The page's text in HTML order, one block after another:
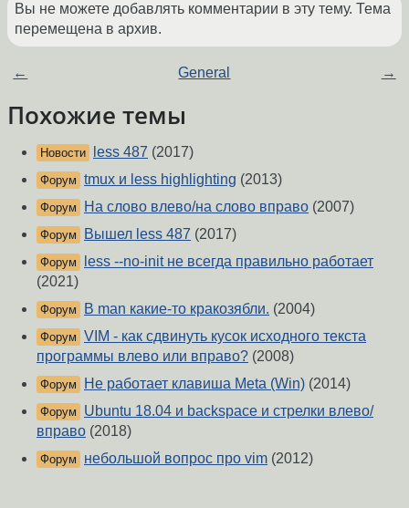
Вы не можете добавлять комментарии в эту тему. Тема
перемещена в архив.
← General →
Похожие темы
Новости less 487 (2017)
Форум tmux и less highlighting (2013)
Форум На слово влево/на слово вправо (2007)
Форум Вышел less 487 (2017)
Форум
less --no-init не всегда правильно работает
(2021)
Форум В man какие-то кракозябли. (2004)
Форум VIM - как сдвинуть кусок исходного текста
программы влево или вправо? (2008)
Форум Не работает клавиша Meta (Win) (2014)
Форум
Ubuntu 18.04 и backspace и стрелки влево/
вправо (2018)
Форум небольшой вопрос про vim (2012)